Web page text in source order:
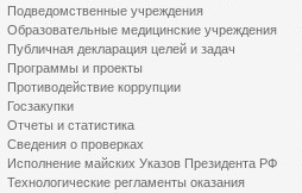
Подведомственные учреждения
Образовательные медицинские учреждения
Публичная декларация целей и задач
Программы и проекты
Противодействие коррупции
Госзакупки
Отчеты и статистика
Сведения о проверках
Исполнение майских Указов Президента РФ
Технологические регламенты оказания